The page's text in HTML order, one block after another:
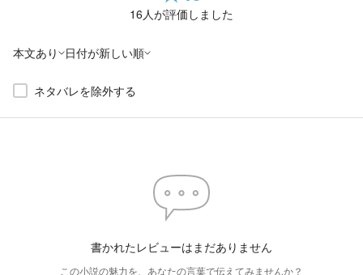
16人が評価しました
本文あり 日付が新しい順
ネタバレを除外する
書かれたレビューはまだありません
この小説の魅力を、あなたの言葉で伝えてみませんか？